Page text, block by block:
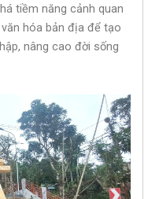
tiềm năng cảnh quan
hóa bản địa để tạo
nâng cao đời sống